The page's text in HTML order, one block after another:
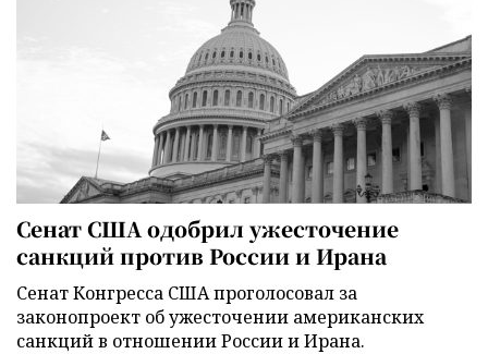
Сенат США одобрил ужесточение
санкций против России и Ирана
Сенат Конгресса США проголосовал за
законопроект об ужесточении американских
санкций в отношении России и Ирана.